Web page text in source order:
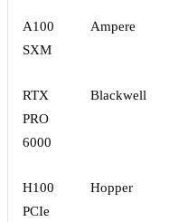
A100
SXM
Ampere
RTX
PRO
6000
Blackwell
H100
PCIe
Hopper